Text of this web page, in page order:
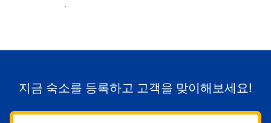
숙소로 고객 유치하기
지금 숙소를 등록하고 고객을 맞이해보세요!